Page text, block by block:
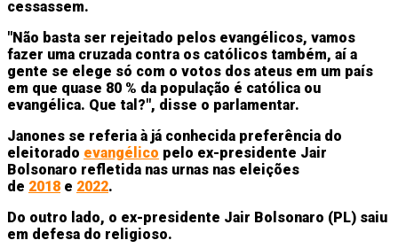
cessassem.
"Não basta ser rejeitado pelos evangélicos, vamos
fazer uma cruzada contra os católicos também, aí a
gente se elege só com o votos dos ateus em um país
em que quase 80 % da população é católica ou
evangélica. Que tal?", disse o parlamentar.
Janones se referia à já conhecida preferência do
eleitorado evangélico pelo ex-presidente Jair
Bolsonaro refletida nas urnas nas eleições
de 2018 e 2022.
Do outro lado, o ex-presidente Jair Bolsonaro (PL) saiu
em defesa do religioso.